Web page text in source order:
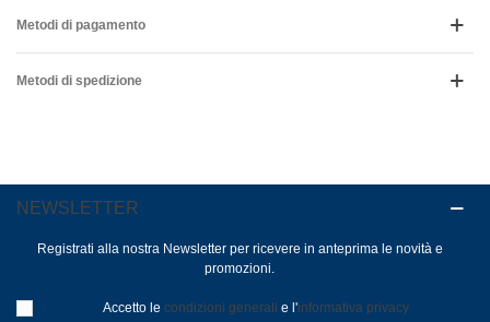
Metodi di pagamento
Metodi di spedizione
NEWSLETTER
Registrati alla nostra Newsletter per ricevere in anteprima le novità e
promozioni.
Accetto le condizioni generali e l'informativa privacy